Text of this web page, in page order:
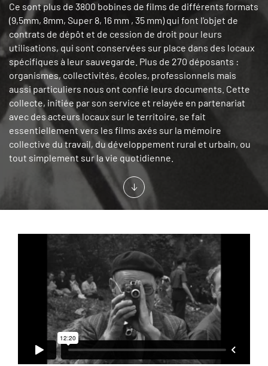
Ce sont plus de 3800 bobines de films de différents formats
(9,5mm, 8mm, Super 8, 16 mm , 35 mm) qui font l'objet de
contrats de dépôt et de cession de droit pour leurs
utilisations, qui sont conservées sur place dans des locaux
spécifiques à leur sauvegarde. Plus de 270 déposants :
organismes, collectivités, écoles, professionnels mais
aussi particuliers nous ont confié leurs documents. Cette
collecte, initiée par son service et relayée en partenariat
avec des acteurs locaux sur le territoire, se fait
essentiellement vers les films axés sur la mémoire
collective du travail, du développement rural et urbain, ou
tout simplement sur la vie quotidienne.